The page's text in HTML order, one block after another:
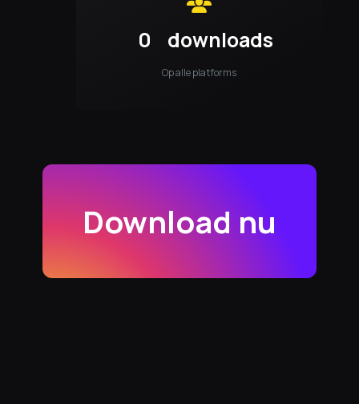
0 downloads
Op alle platforms
Download nu